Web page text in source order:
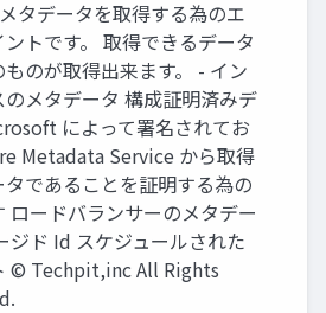
タデータを取得する為のエ
ントです。 取得できるデータ
のが取得出来ます。 - イン
のメタデータ 構成証明済みデ
によって署名されてお
Metadata Service から取得
タであることを証明する為の
ロードバランサーのメタデー
ジド Id スケジュールされた
© Techpit,inc All Rights